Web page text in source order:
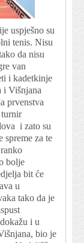
uspješno su
tenis. Nisu
da nisu
van
i kadetkinje
i Višnjana
prvenstva
i zato su
spreme za te
bolje
bit će
u
tako da je
i u
bio je